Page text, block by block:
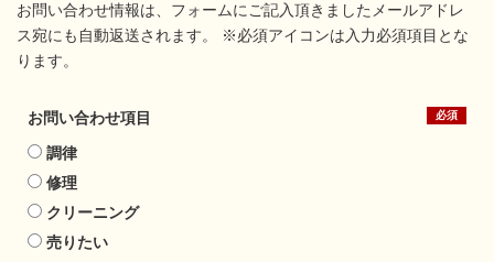
お問い合わせ情報は、フォームにご記入頂きましたメールアドレ
ス宛にも自動返送されます。 ※必須アイコンは入力必須項目とな
ります。
お問い合わせ項目
調律
修理
クリーニング
売りたい